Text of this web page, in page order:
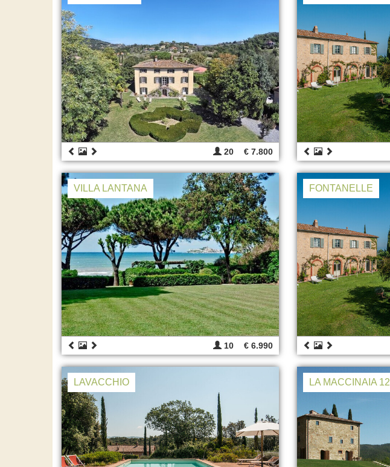
20 € 7.800
VILLA LANTANA
10 € 6.990
FONTANELLE
LAVACCHIO LA MACCINAIA 12